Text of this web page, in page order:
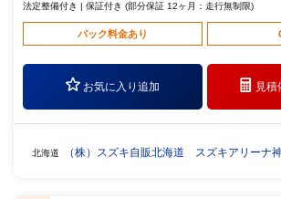
法定整備付き | 保証付き (部分保証 12ヶ月：走行無制限)
パック料金あり
お気に入り追加 見積
北海道 （株）スズキ自販北海道 スズキアリーナ